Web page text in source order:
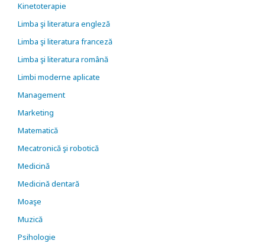
Kinetoterapie
Limba şi literatura engleză
Limba şi literatura franceză
Limba şi literatura română
Limbi moderne aplicate
Management
Marketing
Matematică
Mecatronică şi robotică
Medicină
Medicină dentară
Moaşe
Muzică
Psihologie